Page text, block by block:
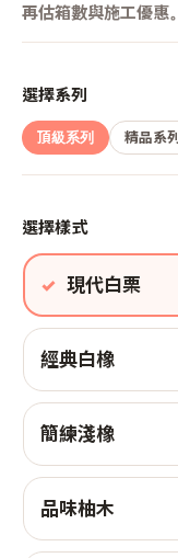
再估箱數與施工優惠。
選擇系列
頂級系列 精品系列
選擇樣式
現代白栗
經典白橡
簡練淺橡
品味柚木